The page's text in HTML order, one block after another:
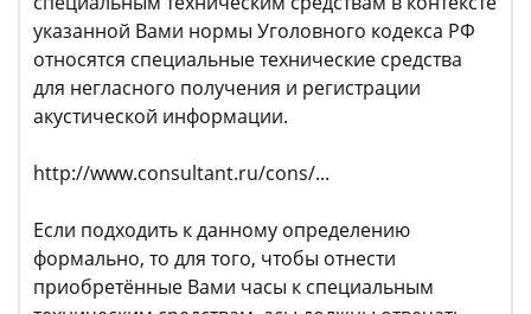
указанной Вами нормы Уголовного кодекса РФ
относятся специальные технические средства
для негласного получения и регистрации
акустической информации.
http://www.consultant.ru/cons/...
Если подходить к данному определению
формально, то для того, чтобы отнести
приобретённые Вами часы к специальным